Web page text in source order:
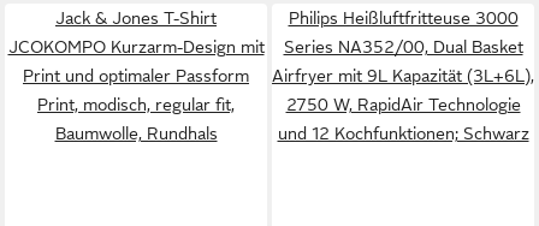
Jack & Jones T-Shirt
JCOKOMPO Kurzarm-Design mit
Print und optimaler Passform
Print, modisch, regular fit,
Baumwolle, Rundhals
Philips Heißluftfritteuse 3000
Series NA352/00, Dual Basket
Airfryer mit 9L Kapazität (3L+6L),
2750 W, RapidAir Technologie
und 12 Kochfunktionen; Schwarz